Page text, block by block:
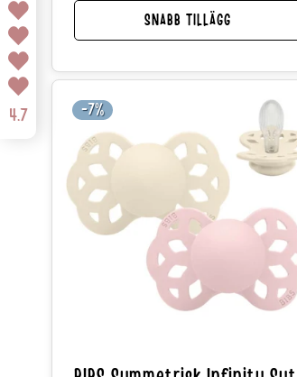
SNABB TILLÄGG
-7%
4.7